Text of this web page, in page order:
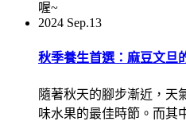
喔~
2024 Sep.13
秋季養生首選：麻豆文旦
隨著秋天的腳步漸近，天
味水果的最佳時節。而其